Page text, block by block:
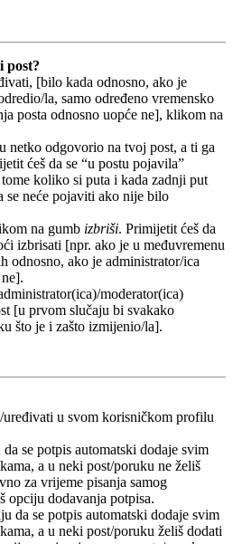
post?
[bilo kada odnosno, ako je
la, samo određeno vremensko
posta odnosno uopće ne], klikom na
netko odgovorio na tvoj post, a ti ga
ćeš da se “u postu pojavila”
koliko si puta i kada zadnji put
se neće pojaviti ako nije bilo
na gumb izbriši. Primijetit ćeš da
izbrisati [npr. ako je u međuvremenu
odnosno, ako je administrator/ica
moderator(ica)
[u prvom slučaju bi svakako
što je i zašto izmijenio/la].
uređivati u svom korisničkom profilu
se potpis automatski dodaje svim
a u neki post/poruku ne želiš
za vrijeme pisanja samog
opciju dodavanja potpisa.
da se potpis automatski dodaje svim
a u neki post/poruku želiš dodati